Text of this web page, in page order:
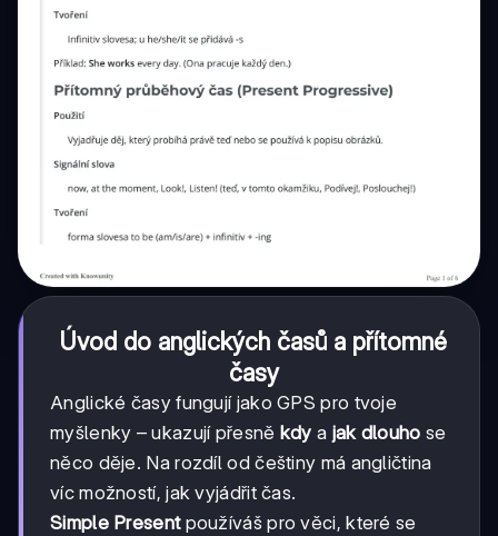
Úvod do anglických časů a přítomné
časy
Anglické časy fungují jako GPS pro tvoje
myšlenky – ukazují přesně kdy a jak dlouho se
něco děje. Na rozdíl od češtiny má angličtina
víc možností, jak vyjádřit čas.
Simple Presentpoužíváš pro věci, které se